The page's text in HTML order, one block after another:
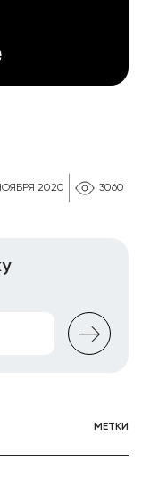
2020 3060
МЕТКИ